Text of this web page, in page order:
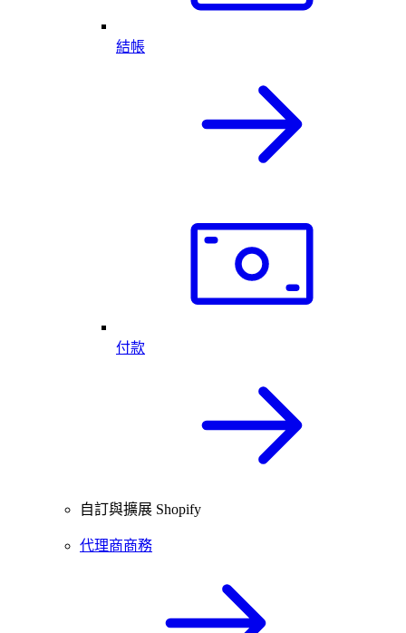
結帳
付款
自訂與擴展 Shopify
代理商商務